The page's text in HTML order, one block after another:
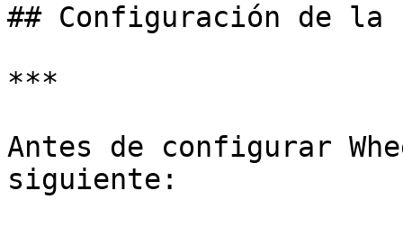
## Configuración de la
***
Antes de configurar
siguiente: